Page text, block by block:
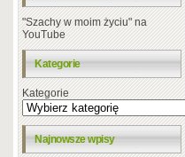
"Szachy w moim życiu" na
YouTube
Kategorie
Kategorie
Najnowsze wpisy